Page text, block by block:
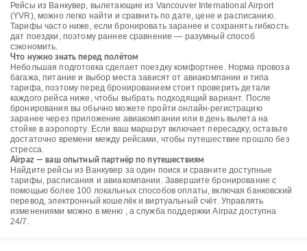
Рейсы из Ванкувер, вылетающие из Vancouver International Airport
(YVR), можно легко найти и сравнить по дате, цене и расписанию.
Тарифы часто ниже, если бронировать заранее и сохранять гибкость
дат поездки, поэтому раннее сравнение — разумный способ
сэкономить.
Что нужно знать перед полётом
Небольшая подготовка сделает поездку комфортнее. Норма провоза
багажа, питание и выбор места зависят от авиакомпании и типа
тарифа, поэтому перед бронированием стоит проверить детали
каждого рейса ниже, чтобы выбрать подходящий вариант. После
бронирования вы обычно можете пройти онлайн-регистрацию
заранее через приложение авиакомпании или в день вылета на
стойке в аэропорту. Если ваш маршрут включает пересадку, оставьте
достаточно времени между рейсами, чтобы путешествие прошло без
стресса.
Airpaz — ваш опытный партнёр по путешествиям
Найдите рейсы из Ванкувер за один поиск и сравните доступные
тарифы, расписания и авиакомпании. Завершите бронирование с
помощью более 100 локальных способов оплаты, включая банковский
перевод, электронный кошелёк и виртуальный счёт. Управлять
изменениями можно в меню , а служба поддержки Airpaz доступна
24/7.